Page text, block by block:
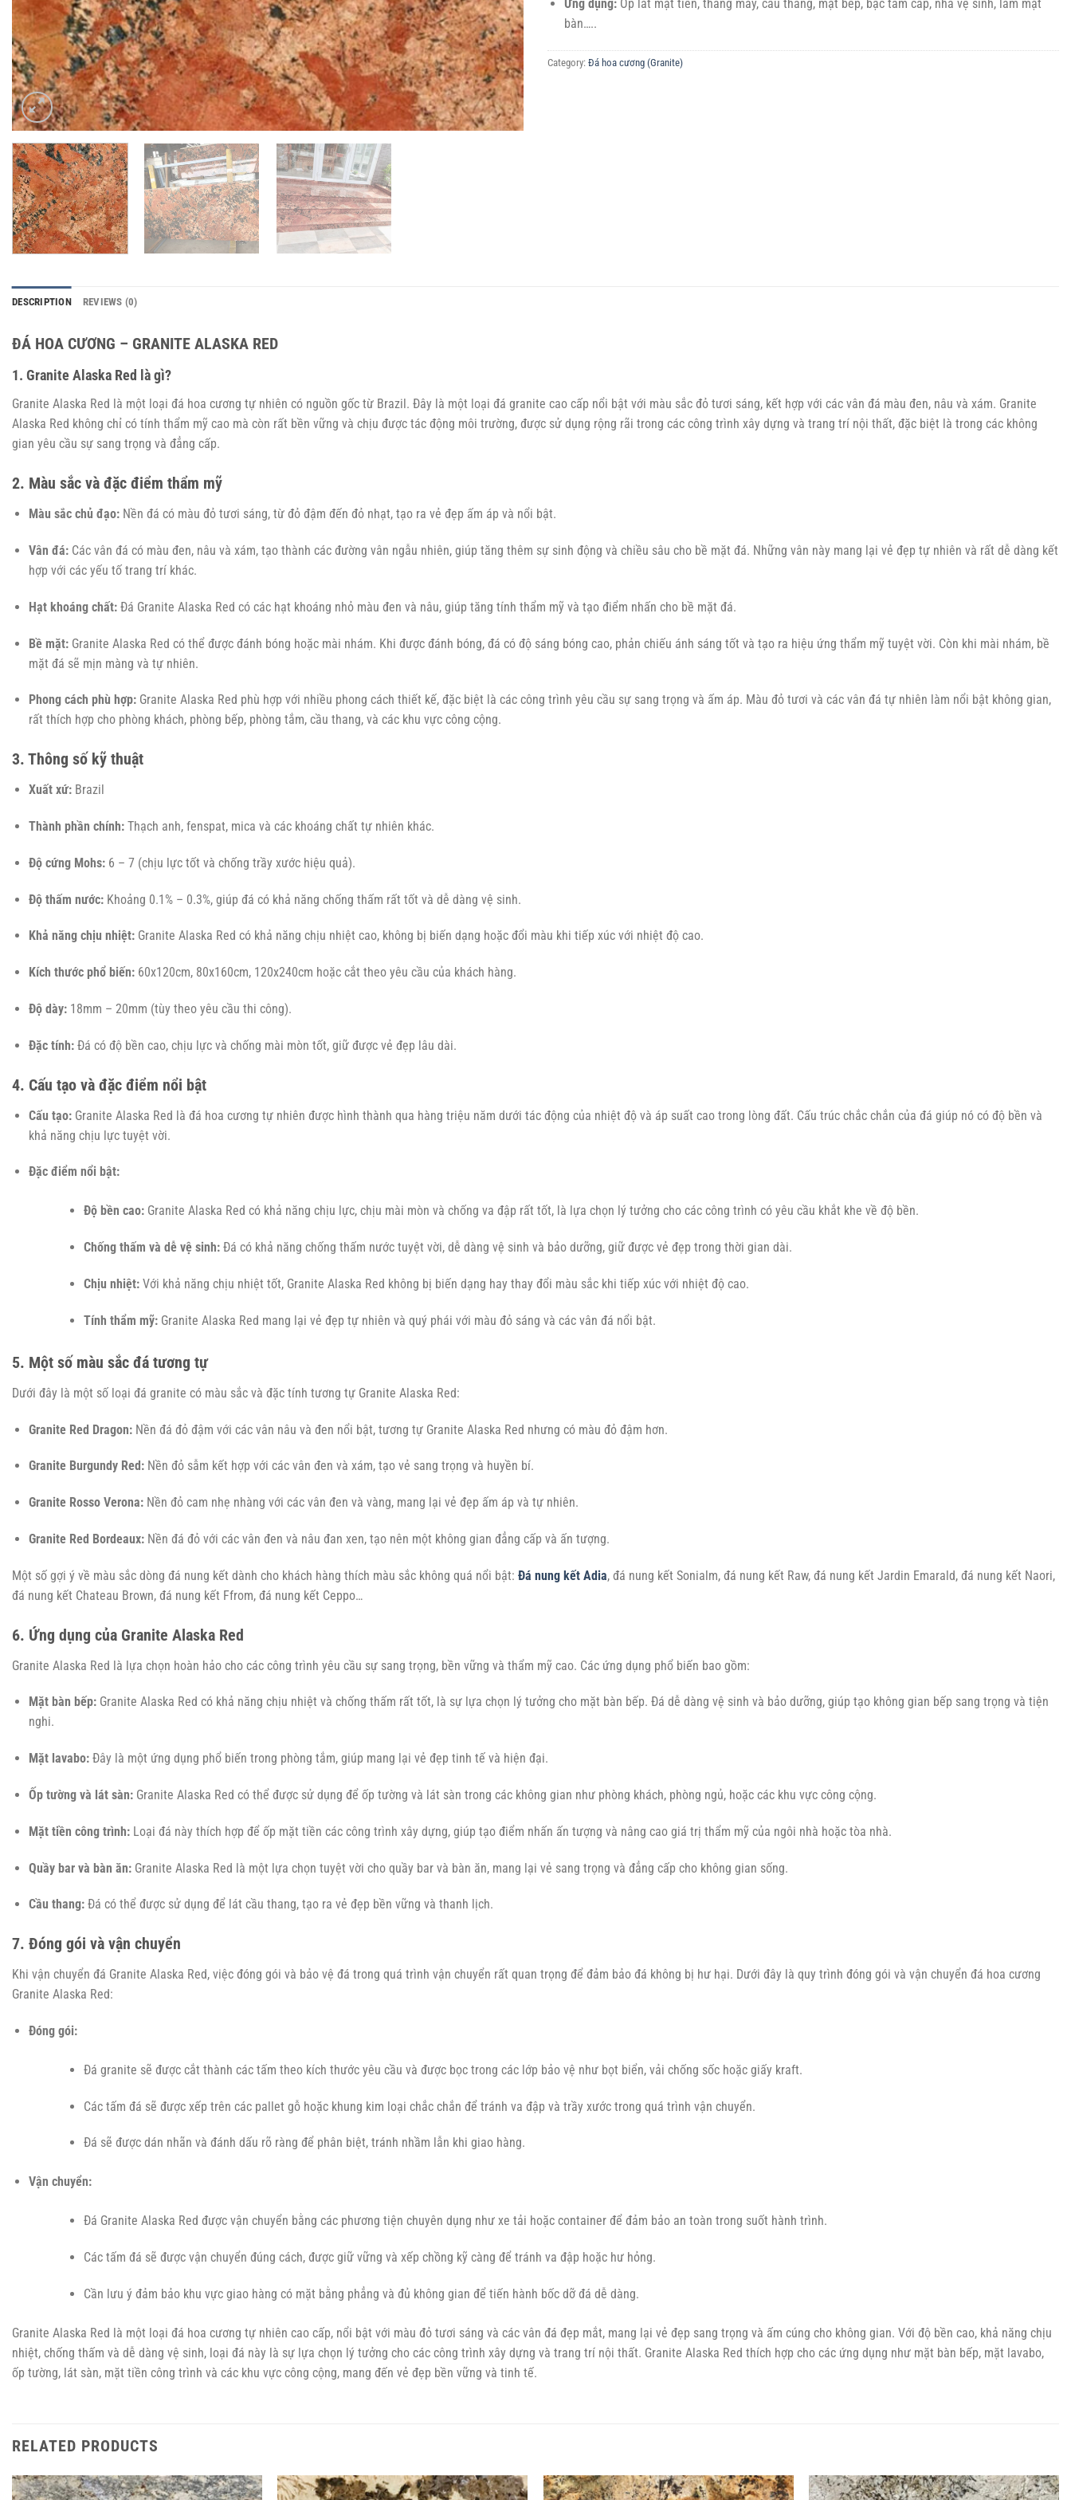
Ứng dụng:Ốp lát mặt tiền, thang máy, cầu thang, mặt bếp, bậc tam cấp, nhà vệ sinh, làm mặt
bàn…..
Category: Đá hoa cương (Granite)
DESCRIPTION REVIEWS (0)
ĐÁ HOA CƯƠNG – GRANITE ALASKA RED
1. Granite Alaska Red là gì?
Granite Alaska Red là một loại đá hoa cương tự nhiên có nguồn gốc từ Brazil. Đây là một loại đá granite cao cấp nổi bật với màu sắc đỏ tươi sáng, kết hợp với các vân đá màu đen, nâu và xám. Granite
Alaska Red không chỉ có tính thẩm mỹ cao mà còn rất bền vững và chịu được tác động môi trường, được sử dụng rộng rãi trong các công trình xây dựng và trang trí nội thất, đặc biệt là trong các không
gian yêu cầu sự sang trọng và đẳng cấp.
2. Màu sắc và đặc điểm thẩm mỹ
Màu sắc chủ đạo:Nền đá có màu đỏ tươi sáng, từ đỏ đậm đến đỏ nhạt, tạo ra vẻ đẹp ấm áp và nổi bật.
Vân đá:Các vân đá có màu đen, nâu và xám, tạo thành các đường vân ngẫu nhiên, giúp tăng thêm sự sinh động và chiều sâu cho bề mặt đá. Những vân này mang lại vẻ đẹp tự nhiên và rất dễ dàng kết
hợp với các yếu tố trang trí khác.
Hạt khoáng chất:Đá Granite Alaska Red có các hạt khoáng nhỏ màu đen và nâu, giúp tăng tính thẩm mỹ và tạo điểm nhấn cho bề mặt đá.
Bề mặt:Granite Alaska Red có thể được đánh bóng hoặc mài nhám. Khi được đánh bóng, đá có độ sáng bóng cao, phản chiếu ánh sáng tốt và tạo ra hiệu ứng thẩm mỹ tuyệt vời. Còn khi mài nhám, bề
mặt đá sẽ mịn màng và tự nhiên.
Phong cách phù hợp:Granite Alaska Red phù hợp với nhiều phong cách thiết kế, đặc biệt là các công trình yêu cầu sự sang trọng và ấm áp. Màu đỏ tươi và các vân đá tự nhiên làm nổi bật không gian,
rất thích hợp cho phòng khách, phòng bếp, phòng tắm, cầu thang, và các khu vực công cộng.
3. Thông số kỹ thuật
Xuất xứ:Brazil
Thành phần chính:Thạch anh, fenspat, mica và các khoáng chất tự nhiên khác.
Độ cứng Mohs:6 – 7 (chịu lực tốt và chống trầy xước hiệu quả).
Độ thấm nước:Khoảng 0.1% – 0.3%, giúp đá có khả năng chống thấm rất tốt và dễ dàng vệ sinh.
Khả năng chịu nhiệt:Granite Alaska Red có khả năng chịu nhiệt cao, không bị biến dạng hoặc đổi màu khi tiếp xúc với nhiệt độ cao.
Kích thước phổ biến:60x120cm, 80x160cm, 120x240cm hoặc cắt theo yêu cầu của khách hàng.
Độ dày:18mm – 20mm (tùy theo yêu cầu thi công).
Đặc tính:Đá có độ bền cao, chịu lực và chống mài mòn tốt, giữ được vẻ đẹp lâu dài.
4. Cấu tạo và đặc điểm nổi bật
Cấu tạo:Granite Alaska Red là đá hoa cương tự nhiên được hình thành qua hàng triệu năm dưới tác động của nhiệt độ và áp suất cao trong lòng đất. Cấu trúc chắc chắn của đá giúp nó có độ bền và
khả năng chịu lực tuyệt vời.
Đặc điểm nổi bật:
Độ bền cao:Granite Alaska Red có khả năng chịu lực, chịu mài mòn và chống va đập rất tốt, là lựa chọn lý tưởng cho các công trình có yêu cầu khắt khe về độ bền.
Chống thấm và dễ vệ sinh:Đá có khả năng chống thấm nước tuyệt vời, dễ dàng vệ sinh và bảo dưỡng, giữ được vẻ đẹp trong thời gian dài.
Chịu nhiệt:Với khả năng chịu nhiệt tốt, Granite Alaska Red không bị biến dạng hay thay đổi màu sắc khi tiếp xúc với nhiệt độ cao.
Tính thẩm mỹ:Granite Alaska Red mang lại vẻ đẹp tự nhiên và quý phái với màu đỏ sáng và các vân đá nổi bật.
5. Một số màu sắc đá tương tự
Dưới đây là một số loại đá granite có màu sắc và đặc tính tương tự Granite Alaska Red:
Granite Red Dragon:Nền đá đỏ đậm với các vân nâu và đen nổi bật, tương tự Granite Alaska Red nhưng có màu đỏ đậm hơn.
Granite Burgundy Red:Nền đỏ sẫm kết hợp với các vân đen và xám, tạo vẻ sang trọng và huyền bí.
Granite Rosso Verona:Nền đỏ cam nhẹ nhàng với các vân đen và vàng, mang lại vẻ đẹp ấm áp và tự nhiên.
Granite Red Bordeaux:Nền đá đỏ với các vân đen và nâu đan xen, tạo nên một không gian đẳng cấp và ấn tượng.
Một số gợi ý về màu sắc dòng đá nung kết dành cho khách hàng thích màu sắc không quá nổi bật: Đá nung kết Adia, đá nung kết Sonialm, đá nung kết Raw, đá nung kết Jardin Emarald, đá nung kết Naori,
đá nung kết Chateau Brown, đá nung kết Ffrom, đá nung kết Ceppo…
6. Ứng dụng của Granite Alaska Red
Granite Alaska Red là lựa chọn hoàn hảo cho các công trình yêu cầu sự sang trọng, bền vững và thẩm mỹ cao. Các ứng dụng phổ biến bao gồm:
Mặt bàn bếp:Granite Alaska Red có khả năng chịu nhiệt và chống thấm rất tốt, là sự lựa chọn lý tưởng cho mặt bàn bếp. Đá dễ dàng vệ sinh và bảo dưỡng, giúp tạo không gian bếp sang trọng và tiện
nghi.
Mặt lavabo:Đây là một ứng dụng phổ biến trong phòng tắm, giúp mang lại vẻ đẹp tinh tế và hiện đại.
Ốp tường và lát sàn:Granite Alaska Red có thể được sử dụng để ốp tường và lát sàn trong các không gian như phòng khách, phòng ngủ, hoặc các khu vực công cộng.
Mặt tiền công trình:Loại đá này thích hợp để ốp mặt tiền các công trình xây dựng, giúp tạo điểm nhấn ấn tượng và nâng cao giá trị thẩm mỹ của ngôi nhà hoặc tòa nhà.
Quầy bar và bàn ăn:Granite Alaska Red là một lựa chọn tuyệt vời cho quầy bar và bàn ăn, mang lại vẻ sang trọng và đẳng cấp cho không gian sống.
Cầu thang:Đá có thể được sử dụng để lát cầu thang, tạo ra vẻ đẹp bền vững và thanh lịch.
7. Đóng gói và vận chuyển
Khi vận chuyển đá Granite Alaska Red, việc đóng gói và bảo vệ đá trong quá trình vận chuyển rất quan trọng để đảm bảo đá không bị hư hại. Dưới đây là quy trình đóng gói và vận chuyển đá hoa cương
Granite Alaska Red:
Đóng gói:
Đá granite sẽ được cắt thành các tấm theo kích thước yêu cầu và được bọc trong các lớp bảo vệ như bọt biển, vải chống sốc hoặc giấy kraft.
Các tấm đá sẽ được xếp trên các pallet gỗ hoặc khung kim loại chắc chắn để tránh va đập và trầy xước trong quá trình vận chuyển.
Đá sẽ được dán nhãn và đánh dấu rõ ràng để phân biệt, tránh nhầm lẫn khi giao hàng.
Vận chuyển:
Đá Granite Alaska Red được vận chuyển bằng các phương tiện chuyên dụng như xe tải hoặc container để đảm bảo an toàn trong suốt hành trình.
Các tấm đá sẽ được vận chuyển đúng cách, được giữ vững và xếp chồng kỹ càng để tránh va đập hoặc hư hỏng.
Cần lưu ý đảm bảo khu vực giao hàng có mặt bằng phẳng và đủ không gian để tiến hành bốc dỡ đá dễ dàng.
Granite Alaska Red là một loại đá hoa cương tự nhiên cao cấp, nổi bật với màu đỏ tươi sáng và các vân đá đẹp mắt, mang lại vẻ đẹp sang trọng và ấm cúng cho không gian. Với độ bền cao, khả năng chịu
nhiệt, chống thấm và dễ dàng vệ sinh, loại đá này là sự lựa chọn lý tưởng cho các công trình xây dựng và trang trí nội thất. Granite Alaska Red thích hợp cho các ứng dụng như mặt bàn bếp, mặt lavabo,
ốp tường, lát sàn, mặt tiền công trình và các khu vực công cộng, mang đến vẻ đẹp bền vững và tinh tế.
RELATED PRODUCTS